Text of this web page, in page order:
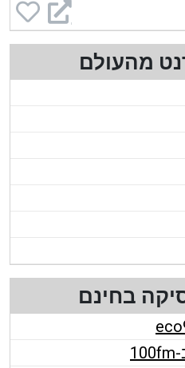
מהעולם
בחינם